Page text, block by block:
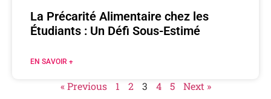
La Précarité Alimentaire chez les
Étudiants : Un Défi Sous-Estimé
EN SAVOIR +
« Previous 1 2 3 4 5 Next »